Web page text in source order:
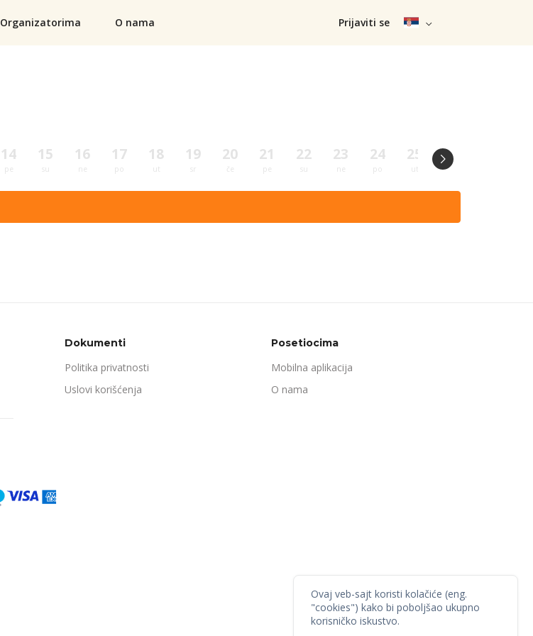
Organizatorima O nama Prijaviti se
14
pe
15
su
16
ne
17
po
18
ut
19
sr
20
če
21
pe
22
su
23
ne
24
po
25
ut
26
sr
Dokumenti
Politika privatnosti
Uslovi korišćenja
Posetiocima
Mobilna aplikacija
O nama
Ovaj veb-sajt koristi kolačiće (eng.
"cookies") kako bi poboljšao ukupno
korisničko iskustvo.